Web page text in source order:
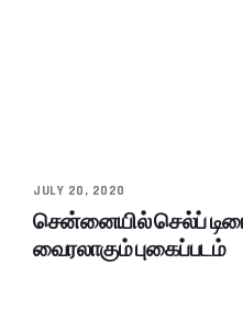
JULY 20, 2020
சென்னையில் செல்ப்
வைரலாகும் புகைப்படம்